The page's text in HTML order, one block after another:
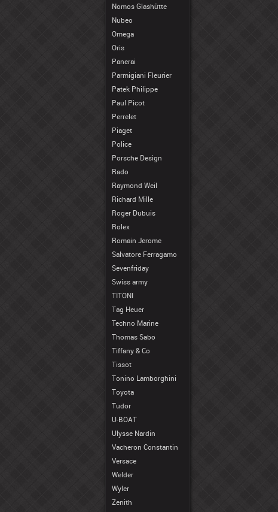
Nomos Glashütte
Nubeo
Omega
Oris
Panerai
Parmigiani Fleurier
Patek Philippe
Paul Picot
Perrelet
Piaget
Police
Porsche Design
Rado
Raymond Weil
Richard Mille
Roger Dubuis
Rolex
Romain Jerome
Salvatore Ferragamo
Sevenfriday
Swiss army
TITONI
Tag Heuer
Techno Marine
Thomas Sabo
Tiffany & Co
Tissot
Tonino Lamborghini
Toyota
Tudor
U-BOAT
Ulysse Nardin
Vacheron Constantin
Versace
Welder
Wyler
Zenith